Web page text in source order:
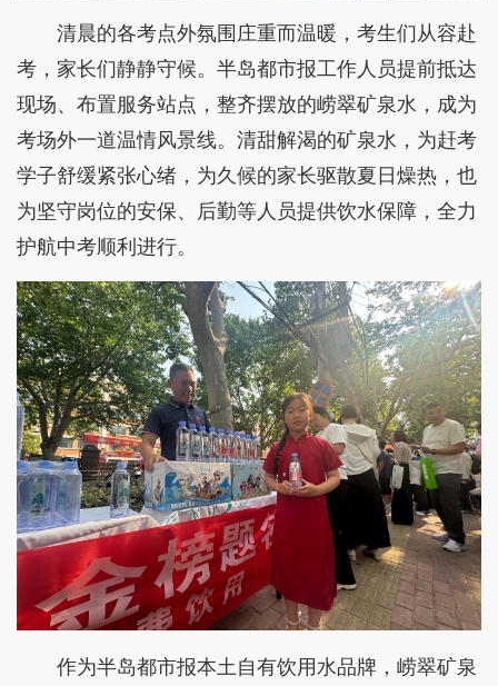
清晨的各考点外氛围庄重而温暖，考生们从容赴
考，家长们静静守候。半岛都市报工作人员提前抵达
现场、布置服务站点，整齐摆放的崂翠矿泉水，成为
考场外一道温情风景线。清甜解渴的矿泉水，为赶考
学子舒缓紧张心绪，为久候的家长驱散夏日燥热，也
为坚守岗位的安保、后勤等人员提供饮水保障，全力
护航中考顺利进行。
作为半岛都市报本土自有饮用水品牌，崂翠矿泉